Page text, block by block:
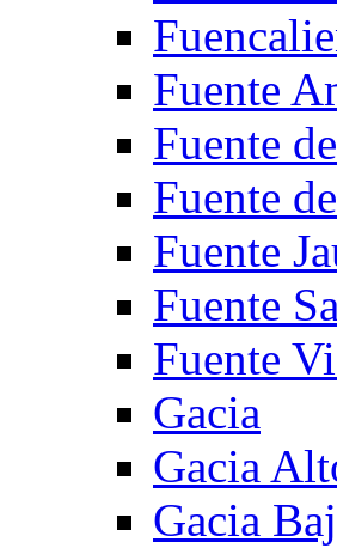
Fuente
Fuente
Fuente
Fuente
Fuente
Fuente
Gacia
Gacia
Gacia